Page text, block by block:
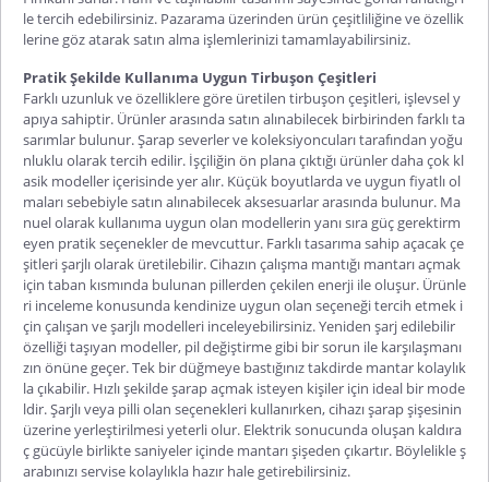
le tercih edebilirsiniz. Pazarama üzerinden ürün çeşitliliğine ve özellik
lerine göz atarak satın alma işlemlerinizi tamamlayabilirsiniz.
Pratik Şekilde Kullanıma Uygun Tirbuşon Çeşitleri
Farklı uzunluk ve özelliklere göre üretilen tirbuşon çeşitleri, işlevsel y
apıya sahiptir. Ürünler arasında satın alınabilecek birbirinden farklı ta
sarımlar bulunur. Şarap severler ve koleksiyoncuları tarafından yoğu
nluklu olarak tercih edilir. İşçiliğin ön plana çıktığı ürünler daha çok kl
asik modeller içerisinde yer alır. Küçük boyutlarda ve uygun fiyatlı ol
maları sebebiyle satın alınabilecek aksesuarlar arasında bulunur. Ma
nuel olarak kullanıma uygun olan modellerin yanı sıra güç gerektirm
eyen pratik seçenekler de mevcuttur. Farklı tasarıma sahipaçacakçe
şitleri şarjlı olarak üretilebilir. Cihazın çalışma mantığı mantarı açmak
için taban kısmında bulunan pillerden çekilen enerji ile oluşur. Ürünle
ri inceleme konusunda kendinize uygun olan seçeneği tercih etmek i
çin çalışan ve şarjlı modelleri inceleyebilirsiniz. Yeniden şarj edilebilir
özelliği taşıyan modeller, pil değiştirme gibi bir sorun ile karşılaşmanı
zın önüne geçer. Tek bir düğmeye bastığınız takdirde mantar kolaylık
la çıkabilir. Hızlı şekilde şarap açmak isteyen kişiler için ideal bir mode
ldir. Şarjlı veya pilli olan seçenekleri kullanırken, cihazı şarap şişesinin
üzerine yerleştirilmesi yeterli olur. Elektrik sonucunda oluşan kaldıra
ç gücüyle birlikte saniyeler içinde mantarı şişeden çıkartır. Böylelikle ş
arabınızı servise kolaylıkla hazır hale getirebilirsiniz.